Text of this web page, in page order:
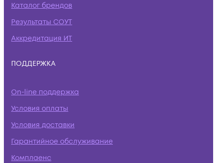
Каталог брендов
Результаты СОУТ
Аккредитация ИТ
ПОДДЕРЖКА
On-line поддержка
Условия оплаты
Условия доставки
Гарантийное обслуживание
Комплаенс